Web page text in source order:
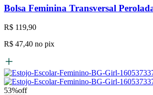
Bolsa Feminina Transversal
R$ 119,90
R$ 47,40 no pix
53%off